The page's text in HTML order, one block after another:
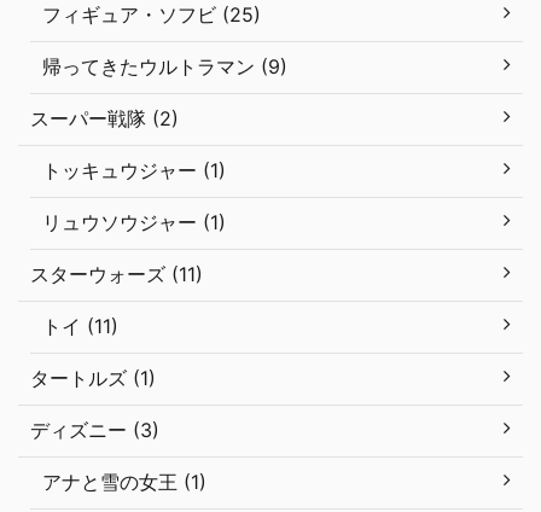
フィギュア・ソフビ (25)
帰ってきたウルトラマン (9)
スーパー戦隊 (2)
トッキュウジャー (1)
リュウソウジャー (1)
スターウォーズ (11)
トイ (11)
タートルズ (1)
ディズニー (3)
アナと雪の女王 (1)